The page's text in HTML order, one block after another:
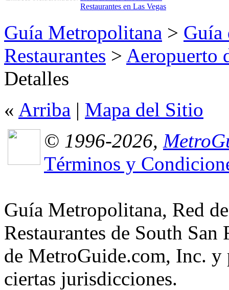
Restaurantes en Las Vegas
Guía Metropolitana > Guía
Restaurantes > Aeropuerto
Detalles
« Arriba | Mapa del Sitio
© 1996-2026,
Términos y
Guía Metropolitana, Red
Restaurantes de South
de MetroGuide.com, Inc. y
ciertas jurisdicciones.